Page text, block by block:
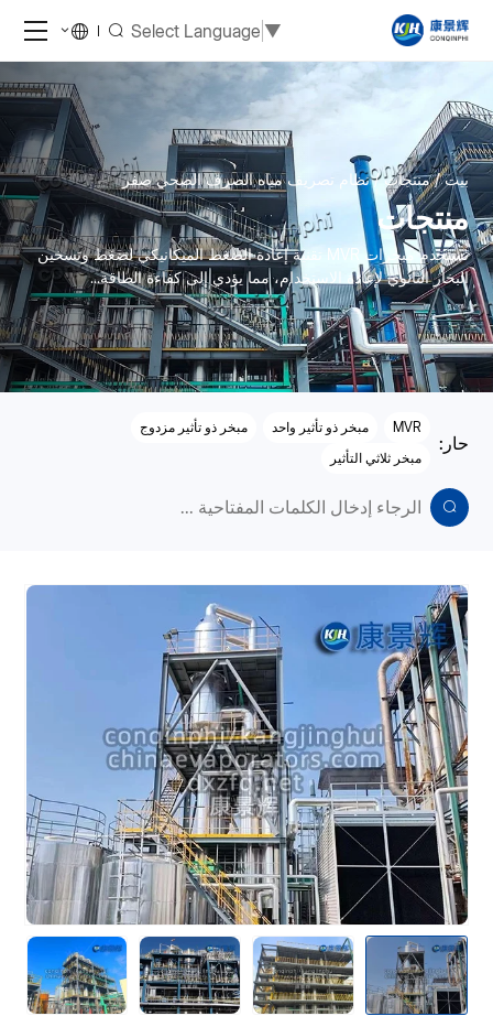
Select Language ▼
بيت منتجات نظام تصريف مياه الصرف الصحي صفر
منتجات
تستخدم مبخرات MVR تقنية إعادة الضغط الميكانيكي لضغط وتسخين
البخار الثانوي لإعادة الاستخدام، مما يؤدي إلى كفاءة الطاقة...
حار:
MVR مبخر ذو تأثير واحد
مبخر ذو تأثير مزدوج
مبخر ثلاثي التأثير